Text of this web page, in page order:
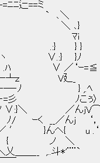
ミ .:
人 丶
､}
,ﾉ} ﾏ
.:} } }
}ﾉ
ｰ=≦ /
┴ｚ V廴
ﾉ } ,.ﾍ ∨
彡 ﾉこぅ〉
＼ ／んjV⌒
／んj ‘， ー
ヘ{ u .‘，
{ ノ ＼ ‘
＿＿__ ,..斗*'¨¨`